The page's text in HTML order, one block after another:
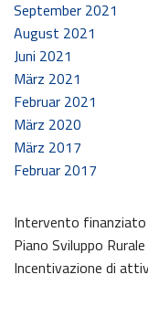
September 2021
August 2021
Juni 2021
März 2021
Februar 2021
März 2020
März 2017
Februar 2017
Intervento finanziato
Piano Sviluppo
Incentivazione di